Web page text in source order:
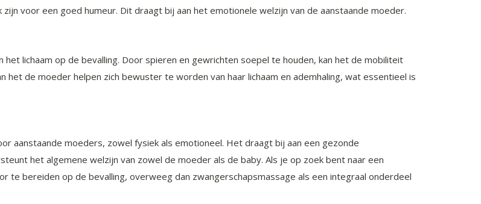
voor een goed humeur. Dit draagt bij aan het emotionele welzijn van de aanstaande moeder.
lichaam op de bevalling. Door spieren en gewrichten soepel te houden, kan het de mobiliteit
de moeder helpen zich bewuster te worden van haar lichaam en ademhaling, wat essentieel is
aanstaande moeders, zowel fysiek als emotioneel. Het draagt bij aan een gezonde
het algemene welzijn van zowel de moeder als de baby. Als je op zoek bent naar een
te bereiden op de bevalling, overweeg dan zwangerschapsmassage als een integraal onderdeel